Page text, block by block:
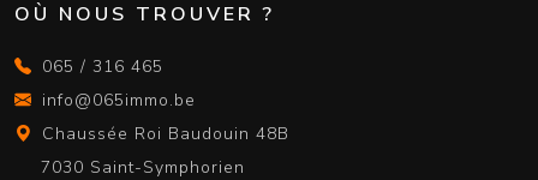
OÙ NOUS TROUVER ?
065 / 316 465
info@065immo.be
Chaussée Roi Baudouin 48B
7030 Saint-Symphorien